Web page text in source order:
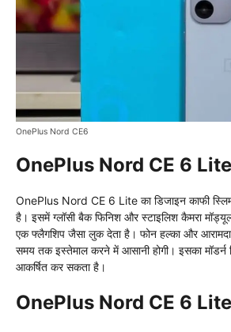
OnePlus Nord CE6
OnePlus Nord CE 6
OnePlus Nord CE 6 Lite का डिजाइन काफी
है। इसमें ग्लॉसी बैक फिनिश और स्टाइलिश कैमरा
एक फ्लैगशिप जैसा लुक देता है। फोन हल्का और
समय तक इस्तेमाल करने में आसानी होगी। इसका मॉडर्न
आकर्षित कर सकता है।
OnePlus Nord CE 6